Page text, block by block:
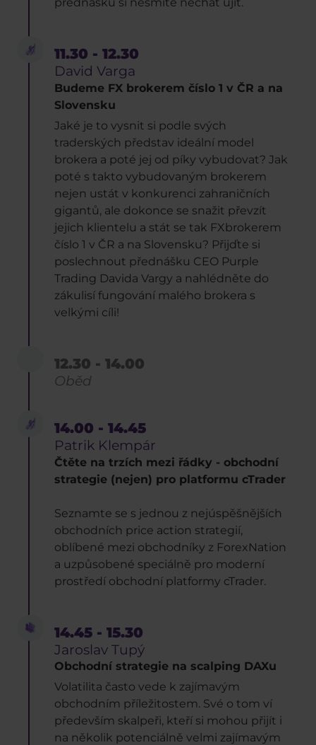
11.30 - 12.30
David Varga
Budeme FX brokerem číslo 1 v ČR a na
Slovensku
Jaké je to vysnit si podle svých
traderských představ ideální model
brokera a poté jej od píky vybudovat? Jak
poté s takto vybudovaným brokerem
nejen ustát v konkurenci zahraničních
gigantů, ale dokonce se snažit převzít
jejich klientelu a stát se tak FXbrokerem
číslo 1 v ČR a na Slovensku? Přijďte si
poslechnout přednášku CEO Purple
Trading Davida Vargy a nahlédněte do
zákulisí fungování malého brokera s
velkými cíli!
12.30 - 14.00
Oběd
14.00 - 14.45
Patrik Klempár
Čtěte na trzích mezi řádky - obchodní
strategie (nejen) pro platformu cTrader
Seznamte se s jednou z nejúspěšnějších
obchodních price action strategií,
oblíbené mezi obchodníky z ForexNation
a uzpůsobené speciálně pro moderní
prostředí obchodní platformy cTrader.
14.45 - 15.30
Jaroslav Tupý
Obchodní strategie na scalping DAXu
Volatilita často vede k zajímavým
obchodním příležitostem. Své o tom ví
především skalpeři, kteří si mohou přijít i
na několik potenciálně velmi zajímavým